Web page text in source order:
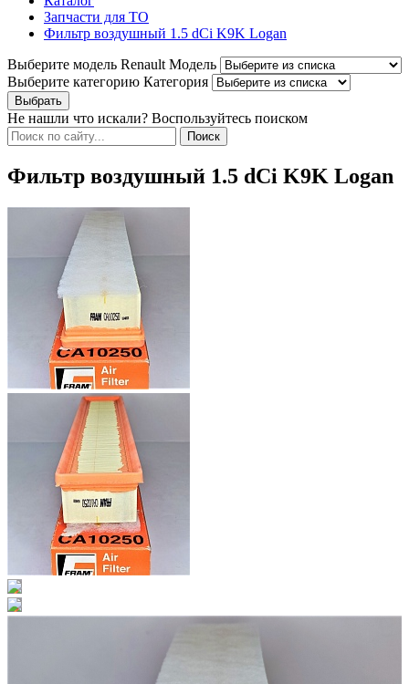
Запчасти для ТО
Фильтр воздушный 1.5 dCi K9K Logan
Выберите модель Renault Модель
Выберите категорию Категория
Не нашли что искали? Воспользуйтесь поиском
Фильтр воздушный 1.5 dCi K9K Logan